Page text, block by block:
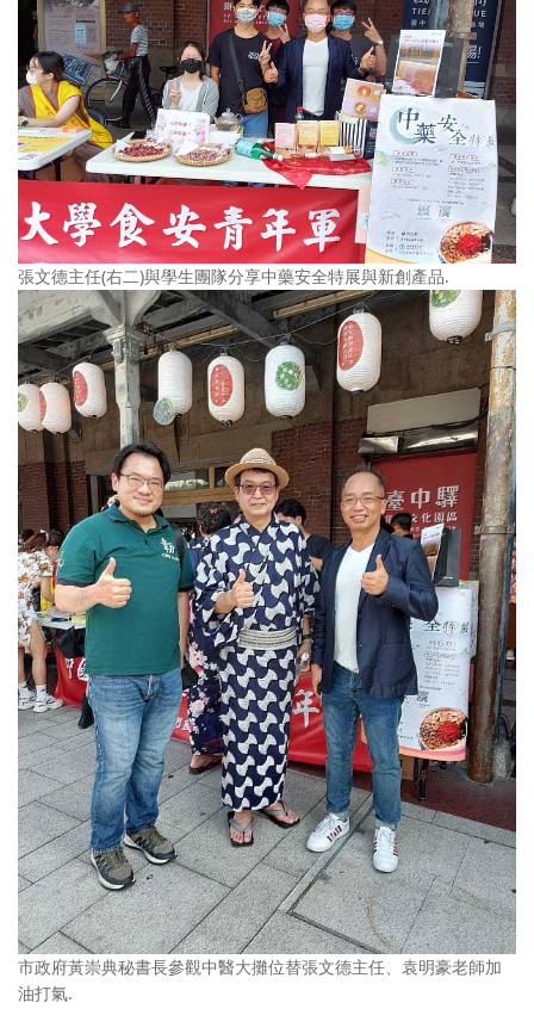
張文德主任(右二)與學生團隊分享中藥安全特展與新創產品.
市政府黃崇典秘書長參觀中醫大攤位替張文德主任、袁明豪老師加
油打氣.